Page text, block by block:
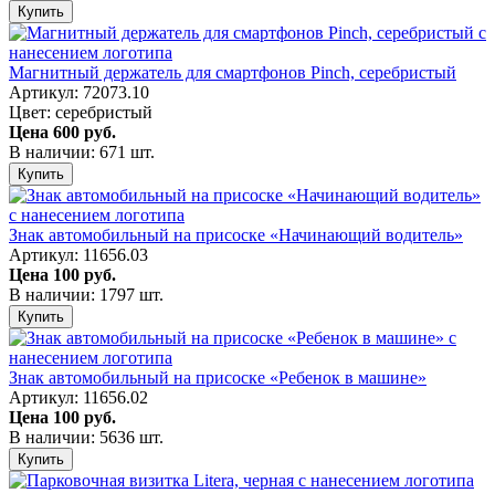
Купить
Магнитный держатель для смартфонов Pinch, серебристый
Артикул: 72073.10
Цвет: серебристый
Цена 600 руб.
В наличии: 671 шт.
Купить
Знак автомобильный на присоске «Начинающий водитель»
Артикул: 11656.03
Цена 100 руб.
В наличии: 1797 шт.
Купить
Знак автомобильный на присоске «Ребенок в машине»
Артикул: 11656.02
Цена 100 руб.
В наличии: 5636 шт.
Купить